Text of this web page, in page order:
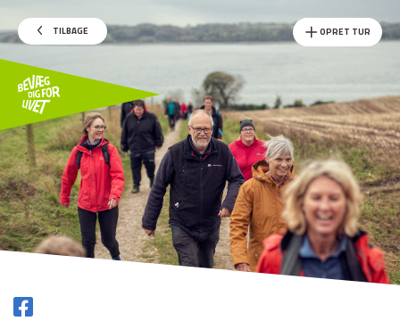
TILBAGE OPRET TUR